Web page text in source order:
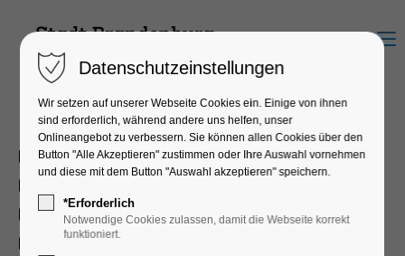
Menu
Lage
am Wald
Ortsrand
Datenschutzeinstellungen
Wir setzen auf unserer Webseite Cookies ein. Einige von ihnen
sind erforderlich, während andere uns helfen, unser
Onlineangebot zu verbessern. Sie können allen Cookies über den
Button "Alle Akzeptieren" zustimmen oder Ihre Auswahl vornehmen
und diese mit dem Button "Auswahl akzeptieren" speichern.
*Erforderlich
Notwendige Cookies zulassen, damit die Webseite korrekt
funktioniert.